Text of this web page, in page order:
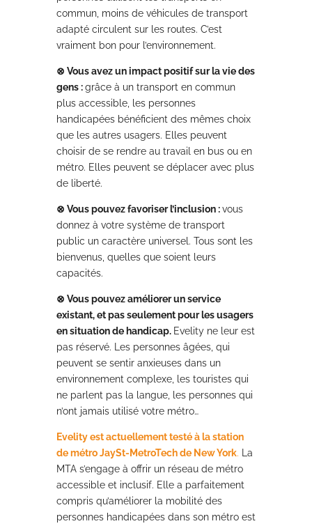
commun, moins de véhicules de transport
adapté circulent sur les routes. C’est
vraiment bon pour l’environnement.
⊗ Vous avez un impact positif sur la vie des
gens :grâce à un transport en commun
plus accessible, les personnes
handicapées bénéficient des mêmes choix
que les autres usagers. Elles peuvent
choisir de se rendre au travail en bus ou en
métro. Elles peuvent se déplacer avec plus
de liberté.
⊗ Vous pouvez favoriser l’inclusion :vous
donnez à votre système de transport
public un caractère universel. Tous sont les
bienvenus, quelles que soient leurs
capacités.
⊗ Vous pouvez améliorer un service
existant, et pas seulement pour les usagers
en situation de handicap. Evelity ne leur est
pas réservé. Les personnes âgées, qui
peuvent se sentir anxieuses dans un
environnement complexe, les touristes qui
ne parlent pas la langue, les personnes qui
n’ont jamais utilisé votre métro…
Evelity est actuellement testé à la station
de métro JaySt-MetroTech de New York. La
MTA s’engage à offrir un réseau de métro
accessible et inclusif. Elle a parfaitement
compris qu’améliorer la mobilité des
personnes handicapées dans son métro est